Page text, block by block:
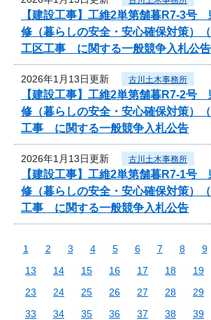
【建設工事】工維2単第舗暮R7-3
修（暮らしの安全・安心確保対策）
工区工事 に関する一般競争入札公告
2026年1月13日更新 古川土木事務所
【建設工事】工維2単第舗暮R7-2
修（暮らしの安全・安心確保対策）
工事 に関する一般競争入札公告
2026年1月13日更新 古川土木事務所
【建設工事】工維2単第舗暮R7-1
修（暮らしの安全・安心確保対策）
工事 に関する一般競争入札公告
1 2 3 4 5 6 7 8 9
13
14 15 16 17 18 19
23
24 25 26 27 28 29
33
34 35 36 37 38 39